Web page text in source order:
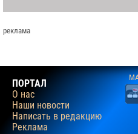
реклама
ПОРТАЛ
О нас
Наши новости
Написать в редакцию
Реклама